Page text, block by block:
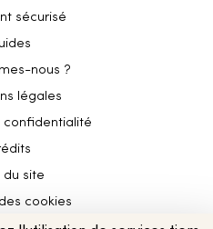
sécurisé
nous ?
légales
confidentialité
du site
cookies